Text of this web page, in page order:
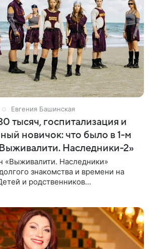
Евгения Башинская
тысяч, госпитализация и
новичок: что было в 1-м
Наследники-2»
«Выживалити. Наследники»
знакомства и времени на
и родственников